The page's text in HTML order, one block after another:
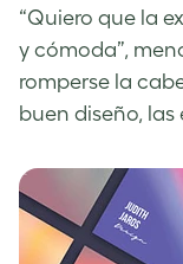
“Quiero que la
y cómoda”,
romperse la
buen diseño, las